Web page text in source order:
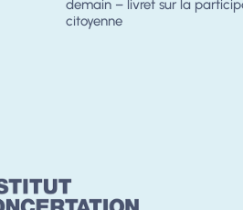
demain – livret sur la
citoyenne